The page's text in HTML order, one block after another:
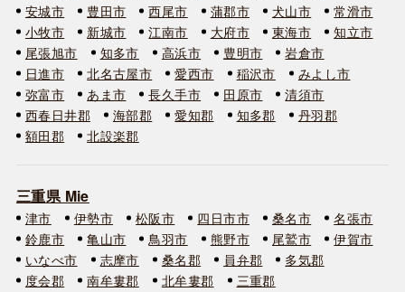
安城市
豊田市 西尾市 蒲郡市 犬山市
常滑市
小牧市
新城市 江南市 大府市 東海市
知立市
尾張旭市
知多市 高浜市 豊明市
岩倉市
日進市
北名古屋市 愛西市 稲沢市
みよし市
弥富市
あま市 長久手市 田原市
清須市
西春日井郡
海部郡 愛知郡 知多郡
丹羽郡
額田郡
北設楽郡
三重県 Mie
津市 伊勢市 松阪市 四日市市 桑名市
名張市
鈴鹿市
亀山市 鳥羽市 熊野市 尾鷲市
伊賀市
いなべ市
志摩市 桑名郡 員弁郡
多気郡
度会郡
南牟婁郡 北牟婁郡 三重郡